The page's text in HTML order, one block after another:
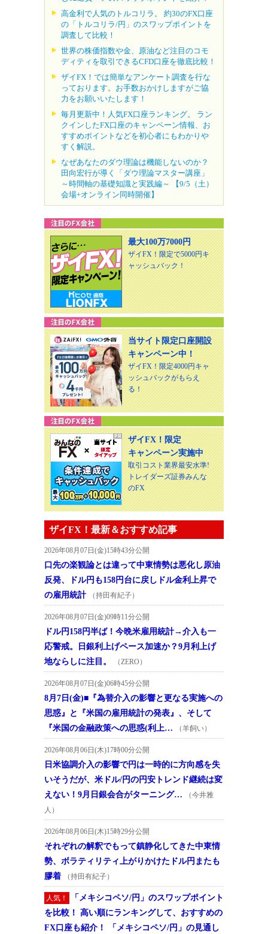
高金利で人気のトルコリラ。 約30のFX口座
の「トルコリラ/円」のスワップポイントを
調査して比較！
世界の株価指数や金、原油など注目のコモ
ディティを取引できるCFD口座を徹底比較！
ザイFX！では簡単なアンケート調査を行な
っております。お手数おかけしますがご協
力をお願いいたします！
毎月更新中！人気FX口座ランキング。 ラン
クインしたFX口座のキャンペーン情報、お
すすめポイントなどを初心者にもわかりや
すく解説。
なぜあなたのダウ理論は機能しないのか？
田向宏行が導く「ダウ理論マスター講座」
～時間軸の基礎知識と実践編～ 【9/5（土）
会場+オンライン同時開催】
最大100万7000円
ザイFX！限定で5000円キ
ャッシュバック！
当サイト限定口座開設
キャンペーン中！
ザイFX！限定4000円キャ
ッシュバックがもらえ
る！
ザイFX！限定
キャンペーン実施中
取引コスト業界最安水準!
トレイダーズ証券みんな
のFX
ザイFX！最新＆おすすめ記事
2026年08月07日(金)15時43分公開
口先の楽観論とは違って中東情勢は悪化し原油
反発、ドル円も158円台に戻しドル金利上昇で
の雇用統計
（持田有紀子）
2026年08月07日(金)09時11分公開
ドル円158円半ば！今晩米雇用統計→介入も一
応警戒。日銀利上げペース加速か？9月利上げ
地ならしに注目。
（ZERO）
2026年08月07日(金)06時45分公開
8月7日(金)■『為替介入の影響と更なる実施への
思惑』と『米国の雇用統計の発表』、そして
『米国の金融政策への思惑(利上…
（羊飼い）
2026年08月06日(木)17時00分公開
日米協調介入の影響で円は一時的に方向感を失
いそうだが、米ドル/円の円安トレンド継続は変
えない！9月日銀会合がターニング…
（今井雅
人）
2026年08月06日(木)15時29分公開
それぞれの解釈でもって鎮静化してきた中東情
勢、ボラティリティ上がりかけたドル円またも
膠着
（持田有紀子）
人気！
「メキシコペソ/円」のスワップポイント
を比較！ 高い順にランキングして、おすすめの
FX口座も紹介！ 「メキシコペソ/円」の見通し